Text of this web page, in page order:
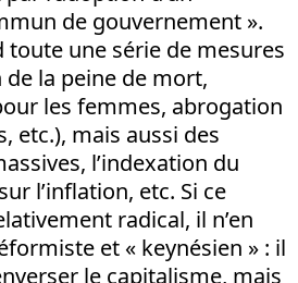
de gouvernement ».
toute une série de mesures
la peine de mort,
les femmes, abrogation
etc.), mais aussi des
l’indexation du
l’inflation, etc. Si ce
radical, il n’en
et « keynésien » : il
le capitalisme, mais